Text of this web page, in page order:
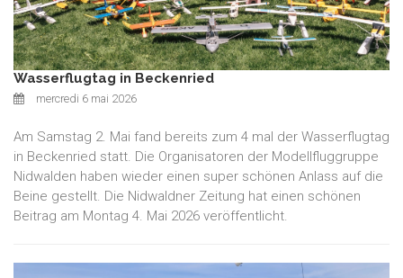
Wasserflugtag in Beckenried
mercredi 6 mai 2026
Am Samstag 2. Mai fand bereits zum 4 mal der Wasserflugtag
in Beckenried statt. Die Organisatoren der Modellfluggruppe
Nidwalden haben wieder einen super schönen Anlass auf die
Beine gestellt. Die Nidwaldner Zeitung hat einen schönen
Beitrag am Montag 4. Mai 2026 veröffentlicht.